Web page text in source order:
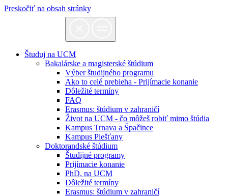
Preskočiť na obsah stránky
Študuj na UCM
Bakalárske a magisterské štúdium
Výber študijného programu
Ako to celé prebieha - Prijímacie konanie
Dôležité termíny
FAQ
Erasmus: štúdium v zahraničí
Život na UCM - čo môžeš robiť mimo štúdia
Kampus Trnava a Špačince
Kampus Piešťany
Doktorandské štúdium
Študijné programy
Prijímacie konanie
PhD. na UCM
Dôležité termíny
Erasmus: štúdium v zahraničí